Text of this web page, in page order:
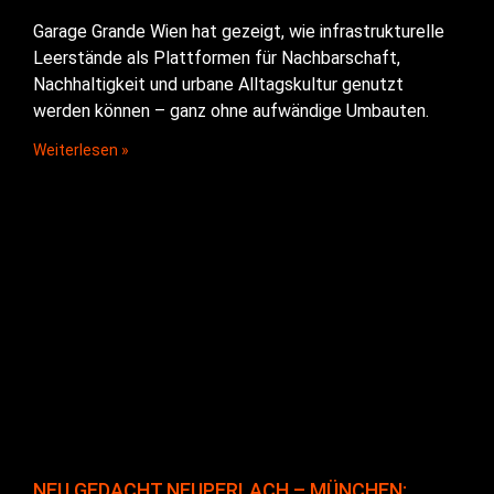
Garage Grande Wien hat gezeigt, wie infrastrukturelle
Leerstände als Plattformen für Nachbarschaft,
Nachhaltigkeit und urbane Alltagskultur genutzt
werden können – ganz ohne aufwändige Umbauten.
Weiterlesen »